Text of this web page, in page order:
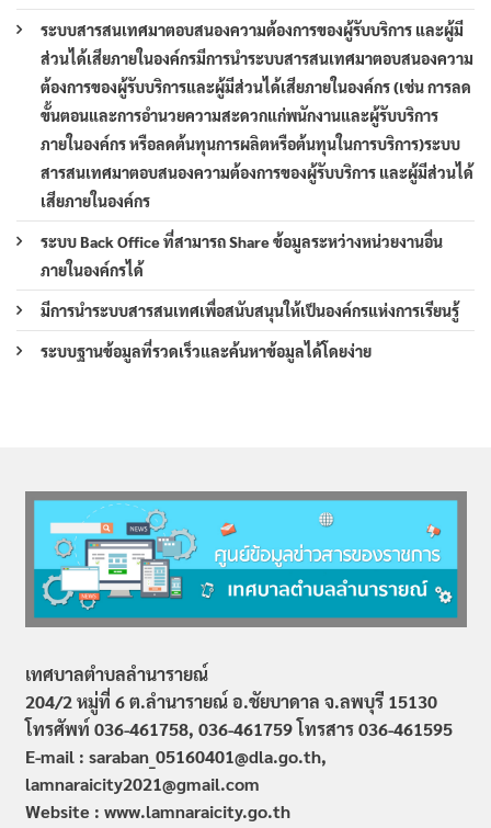
ระบบสารสนเทศมาตอบสนองความต้องการของผู้รับบริการ และผู้มี
ส่วนได้เสียภายในองค์กรมีการนำระบบสารสนเทศมาตอบสนองความ
ต้องการของผู้รับบริการและผู้มีส่วนได้เสียภายในองค์กร (เช่น การลด
ขั้นตอนและการอำนวยความสะดวกแก่พนักงานและผู้รับบริการ
ภายในองค์กร หรือลดต้นทุนการผลิตหรือต้นทุนในการบริการ)ระบบ
สารสนเทศมาตอบสนองความต้องการของผู้รับบริการ และผู้มีส่วนได้
เสียภายในองค์กร
ระบบ Back Office ที่สามารถ Share ข้อมูลระหว่างหน่วยงานอื่น
ภายในองค์กรได้
มีการนำระบบสารสนเทศเพื่อสนับสนุนให้เป็นองค์กรแห่งการเรียนรู้
ระบบฐานข้อมูลที่รวดเร็วและค้นหาข้อมูลได้โดยง่าย
เทศบาลตำบลลำนารายณ์
204/2 หมู่ที่ 6 ต.ลำนารายณ์ อ.ชัยบาดาล จ.ลพบุรี 15130
โทรศัพท์ 036-461758, 036-461759 โทรสาร 036-461595
E-mail : saraban_05160401@dla.go.th,
lamnaraicity2021@gmail.com
Website : www.lamnaraicity.go.th